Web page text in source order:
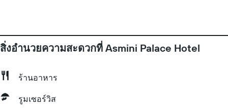
สิ่งอำนวยความสะดวกที่ Asmini Palace Hotel
ร้านอาหาร
รูมเซอร์วิส